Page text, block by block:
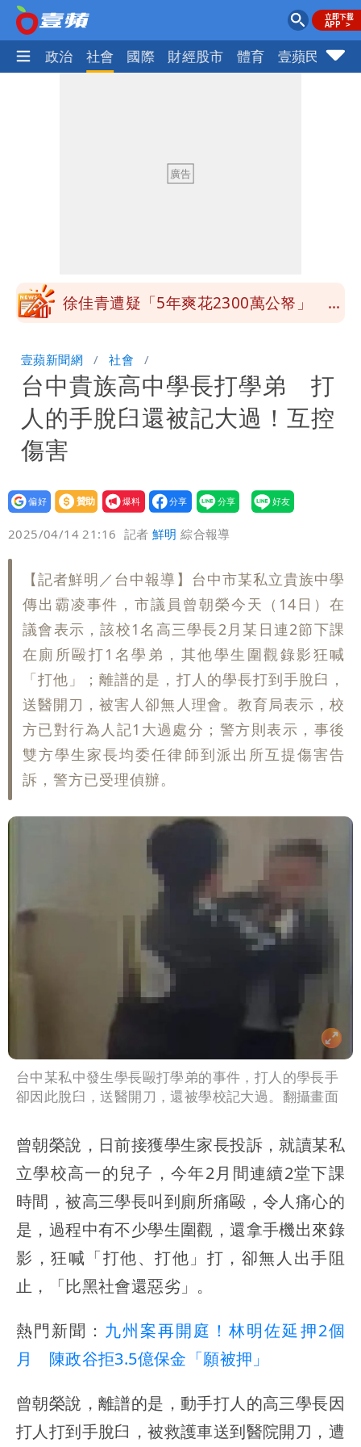
生活 政治 社會 國際 財經股市 體育 壹蘋民調
空纜車、小巨蛋全面戒備
獨家｜台中國一特教生持掃把攻擊老師
員收益變化
徐佳青遭疑「5年爽花2300萬公帑」 本
存在 再度被嗆：李白、杜甫用鮮卑文寫
詩？
白海豚颱風影響！北捷活動延期一週 貓
空纜車、小巨蛋全面戒備
獨家｜台中國一特教生持掃把攻擊老師
女師右眼虹膜斷裂恐失明
壹蘋新聞網 社會
台中貴族高中學長打學弟 打
人的手脫臼還被記大過！互控
傷害
設為
贊助
我要
爆料
2025/04/14 21:16 記者鮮明 綜合報導
【記者鮮明／台中報導】台中市某私立貴族中學
傳出霸凌事件，市議員曾朝榮今天（14日）在
議會表示，該校1名高三學長2月某日連2節下課
在廁所毆打1名學弟，其他學生圍觀錄影狂喊
「打他」；離譜的是，打人的學長打到手脫臼，
送醫開刀，被害人卻無人理會。教育局表示，校
方已對行為人記1大過處分；警方則表示，事後
雙方學生家長均委任律師到派出所互提傷害告
訴，警方已受理偵辦。
台中某私中發生學長毆打學弟的事件，打人的學長手
卻因此脫臼，送醫開刀，還被學校記大過。翻攝畫面
曾朝榮說，日前接獲學生家長投訴，就讀某私
立學校高一的兒子，今年2月間連續2堂下課
時間，被高三學長叫到廁所痛毆，令人痛心的
是，過程中有不少學生圍觀，還拿手機出來錄
影，狂喊「打他、打他」打，卻無人出手阻
止，「比黑社會還惡劣」。
熱門新聞： 九州案再開庭！林明佐延押2個
月 陳政谷拒3.5億保金「願被押」
曾朝榮說，離譜的是，動手打人的高三學長因
打人打到手脫臼，被救護車送到醫院開刀，遭